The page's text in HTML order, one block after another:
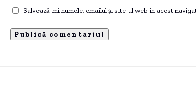
Salvează-mi numele, emailul și site-ul web în acest